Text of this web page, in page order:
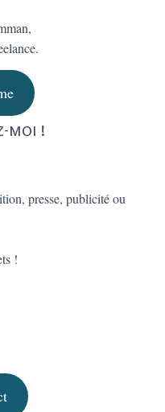
moi !
presse, publicité ou
!